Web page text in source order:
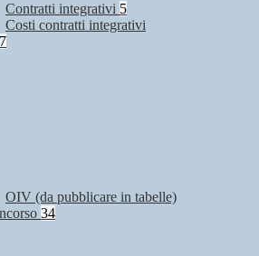
Contratti integrativi 5
Costi contratti integrativi
7
OIV (da pubblicare in tabelle)
34